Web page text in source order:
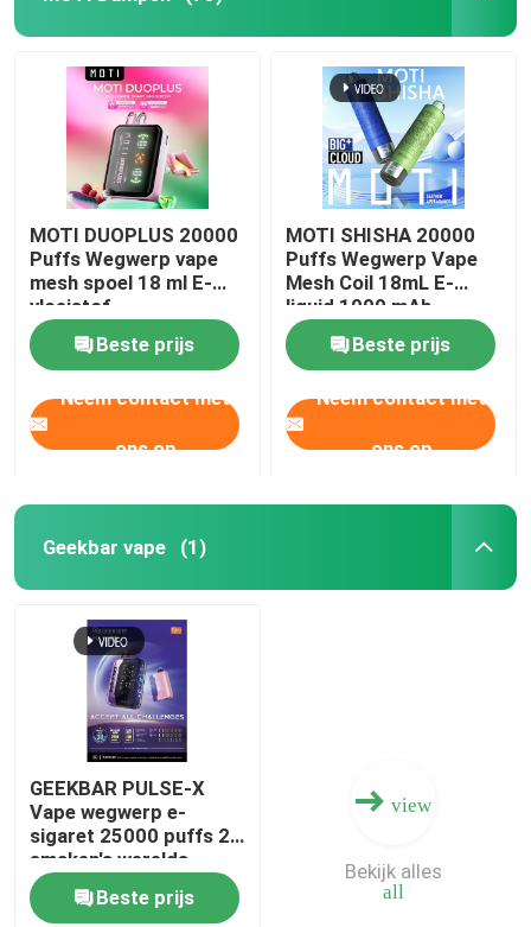
MOTI DUOPLUS 20000
Puffs Wegwerp vape
mesh spoel 18 ml E-
vloeistof
Normaal/sterk 2 modus
650mAh 50mg/mL
Nicotine
Beste prijs
Neem contact met
ons op
MOTI SHISHA 20000
Puffs Wegwerp Vape
Mesh Coil 18mL E-
liquid 1000 mAh
20mg/mL Nicotine
Type-CBeste prijs
Neem contact met
ons op
Geekbar vape (1)
GEEKBAR PULSE-X
Vape wegwerp e-
sigaret 25000 puffs 20
smaken's werelds
eerste gebogen
schermBeste prijs
view
all
Bekijk alles